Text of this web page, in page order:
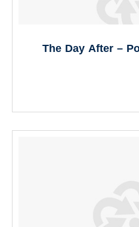
The Day After –